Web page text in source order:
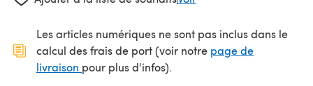
Les articles numériques ne sont pas inclus dans le
calcul des frais de port (voir notre page de
livraison (s'ouvre dans un nouvel onglet)
pour plus d'infos).